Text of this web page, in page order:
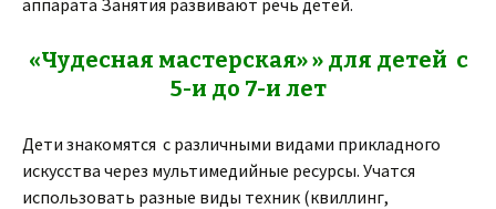
аппарата Занятия развивают речь детей.
«Чудесная мастерская» » для детей с
5-и до 7-и лет
Дети знакомятся с различными видами прикладного
искусства через мультимедийные ресурсы. Учатся
использовать разные виды техник (квиллинг,